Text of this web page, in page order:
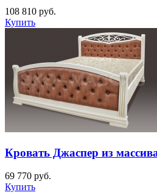
108 810 руб.
Купить
Кровать Джаспер из
69 770 руб.
Купить